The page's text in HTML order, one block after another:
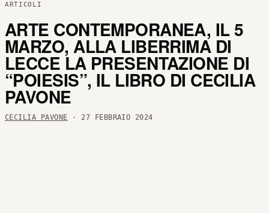
ARTICOLI
ARTE CONTEMPORANEA, IL 5
MARZO, ALLA LIBERRIMA DI
LECCE LA PRESENTAZIONE DI
“POIESIS”, IL LIBRO DI CECILIA
PAVONE
CECILIA PAVONE · 27 FEBBRAIO 2024